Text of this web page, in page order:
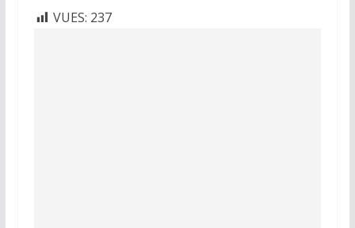
VUES: 237